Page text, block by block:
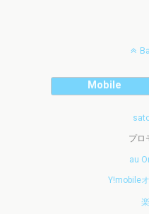
Mobile
プロ
au
Y!mobile